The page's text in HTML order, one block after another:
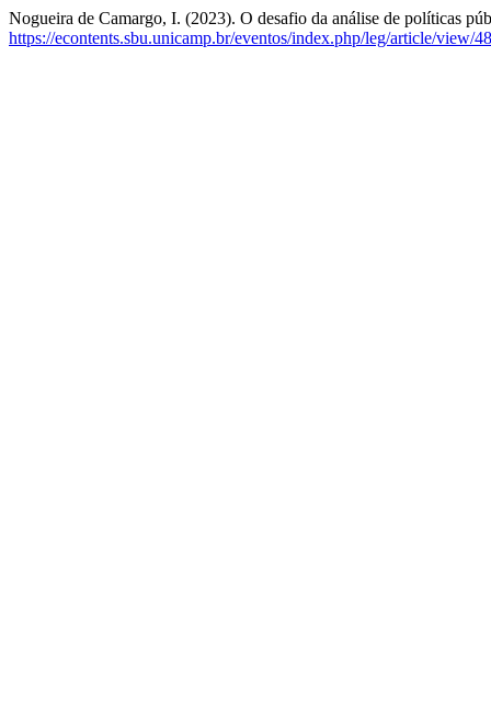
Nogueira de Camargo, I. (2023). O desafio da análise de políticas
https://econtents.sbu.unicamp.br/eventos/index.php/leg/article/view/